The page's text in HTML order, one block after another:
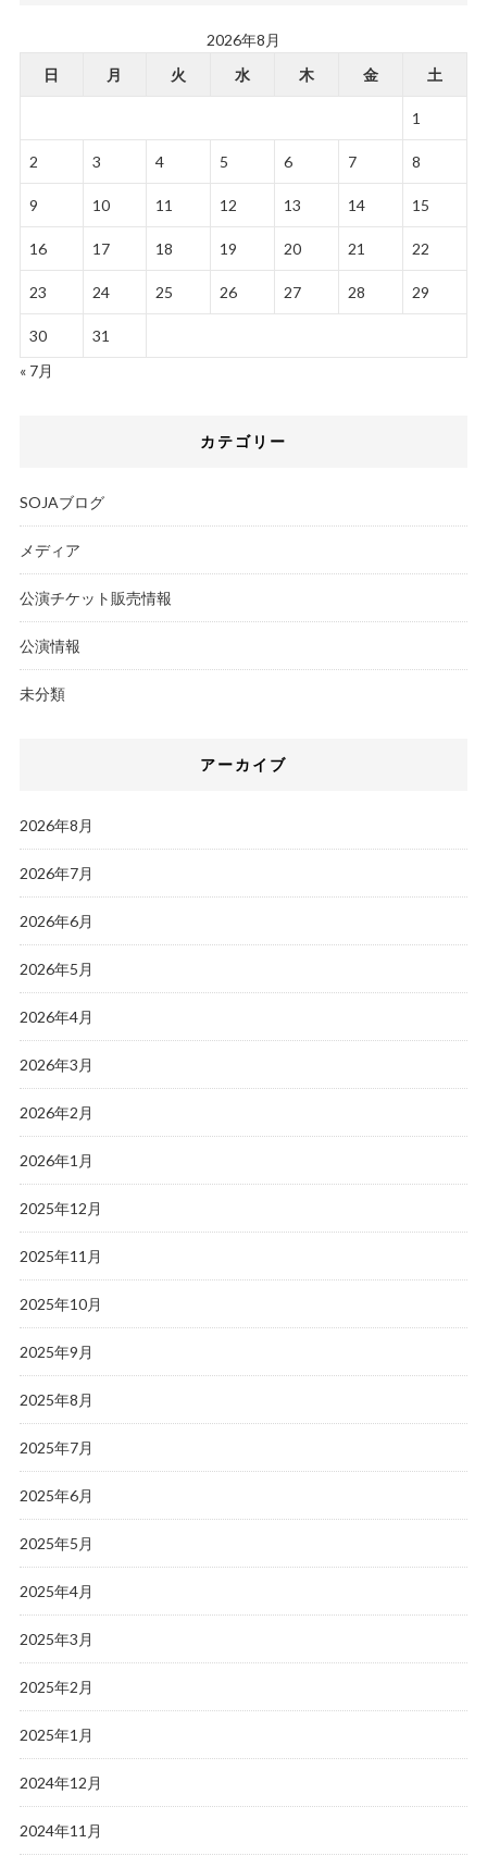
2026年8月
日
月 火 水 木 金 土
1
2 3 4 5 6 7 8
9 10 11 12 13 14 15
16 17 18 19 20 21 22
23 24 25 26 27 28 29
30
31
« 7月
カテゴリー
SOJAブログ
メディア
公演チケット販売情報
公演情報
未分類
アーカイブ
2026年8月
2026年7月
2026年6月
2026年5月
2026年4月
2026年3月
2026年2月
2026年1月
2025年12月
2025年11月
2025年10月
2025年9月
2025年8月
2025年7月
2025年6月
2025年5月
2025年4月
2025年3月
2025年2月
2025年1月
2024年12月
2024年11月